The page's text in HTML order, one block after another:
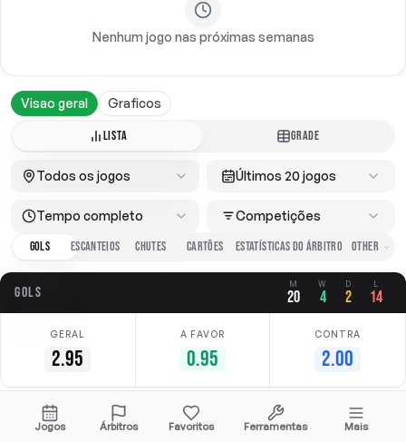
Nenhum jogo nas próximas semanas
Visao geral Graficos
LISTA GRADE
Todos os jogos Últimos 20 jogos
Tempo completo
Competições
GOLS
ESCANTEIOS CHUTES CARTÕES ESTATÍSTICAS DO ÁRBITRO
GOLS M
20
W
4
D
2
L
14
GERAL
2.95
A FAVOR
0.95
CONTRA
2.00
Casa Fora Competição
Jogos Árbitros Favoritos Ferramentas Mais